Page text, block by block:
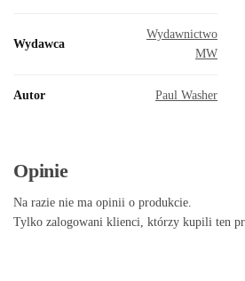
Wydawca
Wydawnictwo
MW
Autor Paul Washer
Opinie
Na razie nie ma opinii o produkcie.
Tylko zalogowani klienci, którzy kupili ten